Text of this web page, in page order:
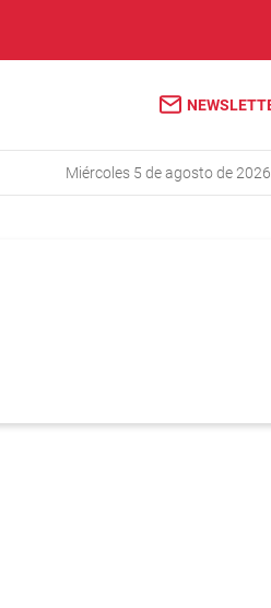
miércoles 5 de agosto de 2026